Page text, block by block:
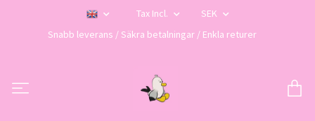
Tax Incl.
SEK
Snabb leverans / Säkra betalningar / Enkla returer